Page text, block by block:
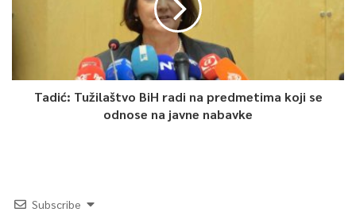
Tadić: Tužilaštvo BiH radi na predmetima koji se
odnose na javne nabavke
Subscribe